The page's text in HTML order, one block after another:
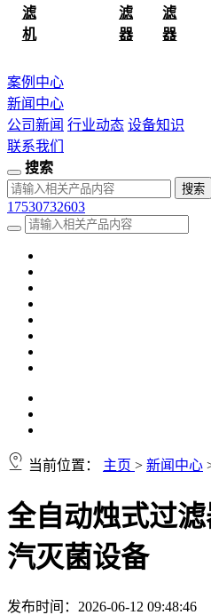
滤
机
滤
器
滤
器
案例中心
新闻中心
公司新闻 行业动态 设备知识
联系我们
搜索
17530732603
当前位置： 主页 > 新闻中心
全自动烛式过
汽灭菌设备
发布时间：2026-06-12